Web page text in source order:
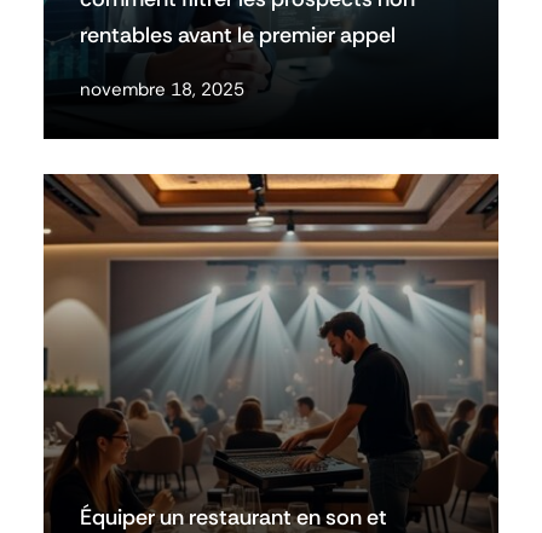
rentables avant le premier appel
novembre 18, 2025
Équiper un restaurant en son et